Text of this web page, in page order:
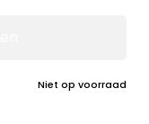
Niet op voorraad